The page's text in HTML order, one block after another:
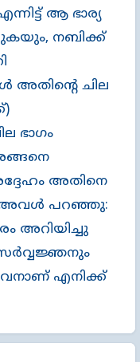
ആ ഭാര്യ
നബിക്ക്‌
ചില
ഭാഗം
അതിനെ
അവള്‍ പറഞ്ഞു:
അറിയിച്ചു
എനിക്ക്‌